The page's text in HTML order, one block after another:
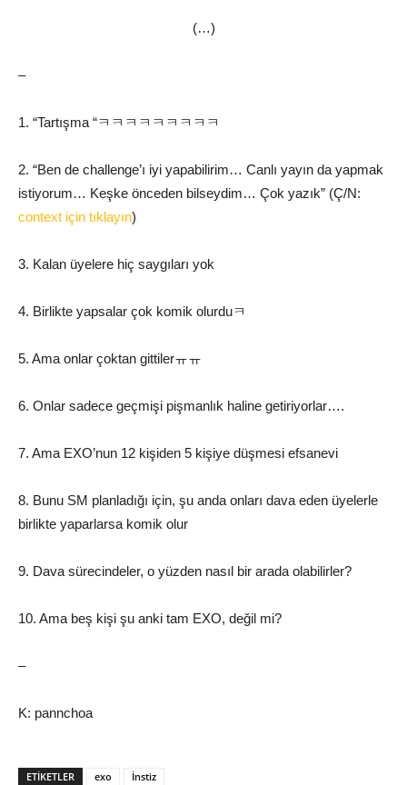
(…)
–
1. “Tartışma “ㅋㅋㅋㅋㅋㅋㅋㅋㅋ
2. “Ben de challenge’ı iyi yapabilirim… Canlı yayın da yapmak
istiyorum… Keşke önceden bilseydim… Çok yazık” (Ç/N:
context için tıklayın)
3. Kalan üyelere hiç saygıları yok
4. Birlikte yapsalar çok komik olurduㅋ
5. Ama onlar çoktan gittilerㅠㅠ
6. Onlar sadece geçmişi pişmanlık haline getiriyorlar….
7. Ama EXO’nun 12 kişiden 5 kişiye düşmesi efsanevi
8. Bunu SM planladığı için, şu anda onları dava eden üyelerle
birlikte yaparlarsa komik olur
9. Dava sürecindeler, o yüzden nasıl bir arada olabilirler?
10. Ama beş kişi şu anki tam EXO, değil mi?
–
K: pannchoa
ETIKETLER exo İnstiz